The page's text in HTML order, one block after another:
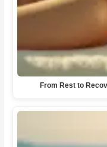
From Rest to